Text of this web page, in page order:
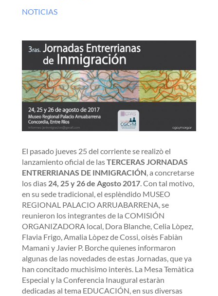
NOTICIAS
El pasado jueves 25 del corriente se realizò el
lanzamiento oficial de lasTERCERAS JORNADAS
ENTRERRIANAS DE INMIGRACIÓN, a concretarse
los dìas24, 25 y 26 de Agosto 2017. Con tal motivo,
en su sede tradicional, el esplèndido MUSEO
REGIONAL PALACIO ARRUABARRENA, se
reunieron los integrantes de la COMISIÓN
ORGANIZADORA local, Dora Blanche, Celia Lòpez,
Flavia Frigo, Amalia Lòpez de Cossi, oisès Fabiàn
Mamanì y Javier P. Borche quienes informaron
algunas de las novedades de estas Jornadas, que ya
han concitado muchìsimo interès. La Mesa Temàtìca
Especial y la Conferencia Inaugural estaràn
dedicadas al tema EDUCACIÓN, en sus diversas